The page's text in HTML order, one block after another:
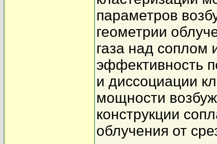
параметров
геометрии
газа над соплом
эффективность
и диссоциации
мощности
конструкции
облучения от